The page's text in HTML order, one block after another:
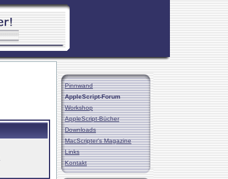
Pinnwand
AppleScript-Forum
Workshop
AppleScript-Bücher
Downloads
MacScripter's Magazine
Links
Kontakt